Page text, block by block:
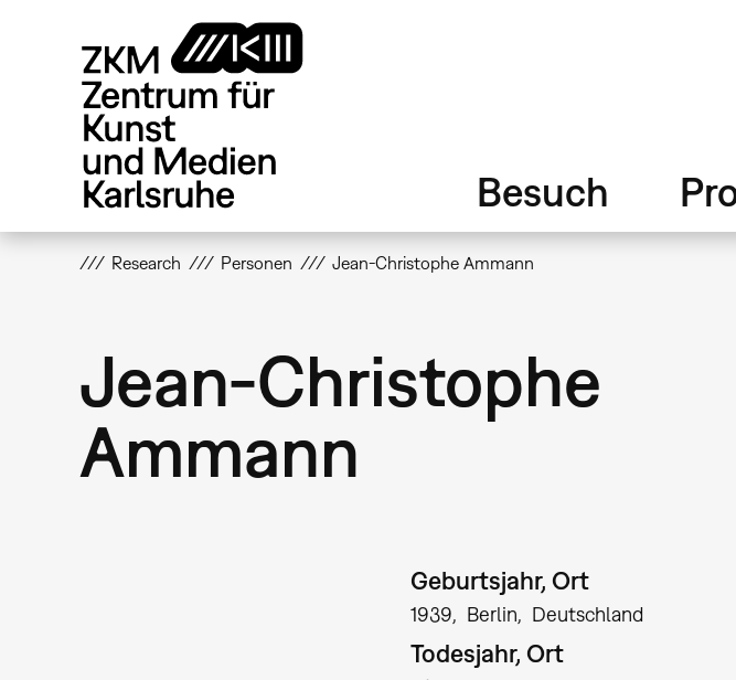
Besuch
Research Personen Jean-Christophe Ammann
Jean-Christophe
Ammann
Geburtsjahr, Ort
1939 Berlin Deutschland
Todesjahr, Ort